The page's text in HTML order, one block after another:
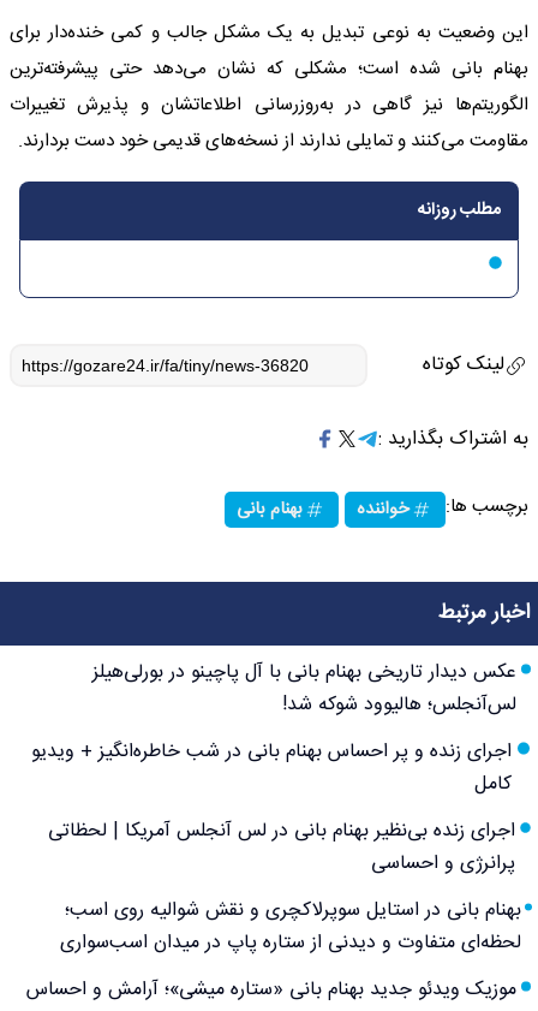
این وضعیت به نوعی تبدیل به یک مشکل جالب و کمی خنده‌دار برای
بهنام بانی شده است؛ مشکلی که نشان می‌دهد حتی پیشرفته‌ترین
الگوریتم‌ها نیز گاهی در به‌روزرسانی اطلاعاتشان و پذیرش تغییرات
مقاومت می‌کنند و تمایلی ندارند از نسخه‌های قدیمی خود دست بردارند.
مطلب روزانه
لینک کوتاه
به اشتراک بگذارید :
برچسب ها: خواننده بهنام بانی
اخبار مرتبط
عکس دیدار تاریخی بهنام بانی با آل پاچینو در بورلی‌هیلز
لس‌آنجلس؛ هالیوود شوکه شد!
اجرای زنده و پر احساس بهنام بانی در شب خاطره‌انگیز + ویدیو
کامل
اجرای زنده بی‌نظیر بهنام بانی در لس آنجلس آمریکا | لحظاتی
پرانرژی و احساسی
بهنام بانی در استایل سوپرلاکچری و نقش شوالیه روی اسب؛
لحظه‌ای متفاوت و دیدنی از ستاره پاپ در میدان اسب‌سواری
موزیک ویدئو جدید بهنام بانی «ستاره میشی»؛ آرامش و احساس